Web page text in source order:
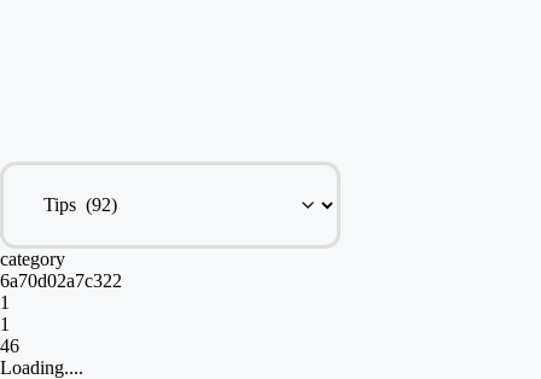
category
6a70d02a7c322
1
1
46
Loading....